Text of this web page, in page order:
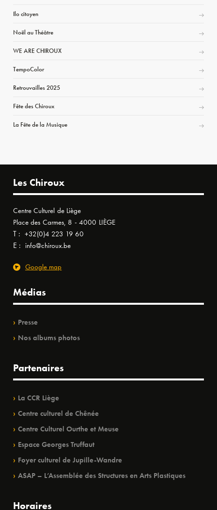
Ilo citoyen
Noël au Théâtre
WE ARE CHIROUX
TempoColor
Retrouvailles 2025
Fête des Chiroux
La Fête de la Musique
Les Chiroux
Centre Culturel de Liège
Place des Carmes, 8 - 4000 LIÈGE
T : +32(0)4 223 19 60
E : info@chiroux.be
Google map
Médias
Presse
Nos albums photos
Partenaires
La CCR Liège
Centre culturel de Chênée
Centre Culturel Ourthe et Meuse
Espace Georges Truffaut
Foyer culturel de Jupille-Wandre
ASAP – L’Assemblée des Structures en Arts Plastiques
Horaires